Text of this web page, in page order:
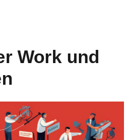
Work und